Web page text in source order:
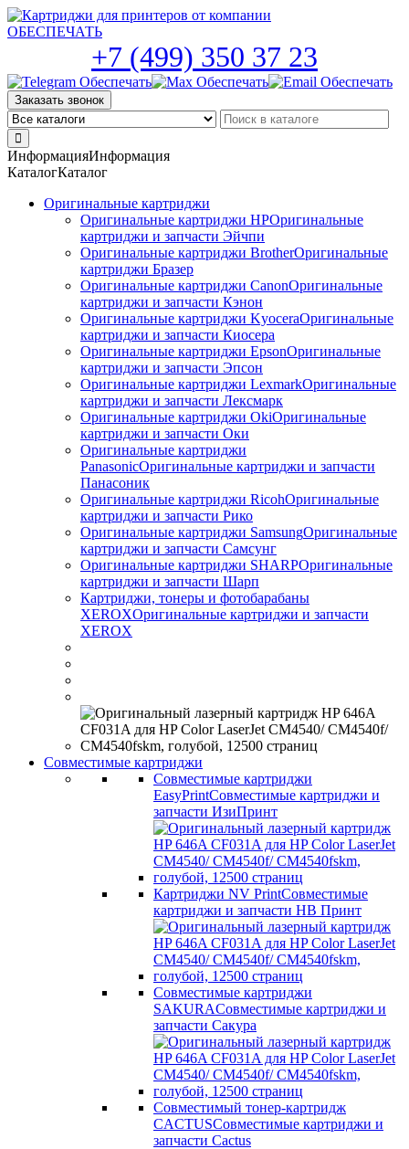
Skip
to
+7 (499) 350 37 23
Заказать звонок
ИнформацияИнформация
КаталогКаталог
Оригинальные картриджи
Оригинальные картриджи HPОригинальные
картриджи и запчасти Эйчпи
Оригинальные картриджи BrotherОригинальные
картриджи Бразер
Оригинальные картриджи CanonОригинальные
картриджи и запчасти Кэнон
Оригинальные картриджи KyoceraОригинальные
картриджи и запчасти Киосера
Оригинальные картриджи EpsonОригинальные
картриджи и запчасти Эпсон
Оригинальные картриджи LexmarkОригинальные
картриджи и запчасти Лексмарк
Оригинальные картриджи ОkiОригинальные
картриджи и запчасти Оки
Оригинальные картриджи
PanasonicОригинальные картриджи и запчасти
Панасоник
Оригинальные картриджи RicohОригинальные
картриджи и запчасти Рико
Оригинальные картриджи SamsungОригинальные
картриджи и запчасти Самсунг
Оригинальные картриджи SHARPОригинальные
картриджи и запчасти Шарп
Картриджи, тонеры и фотобарабаны
XEROXОригинальные картриджи и запчасти
XEROX
Совместимые картриджи
Совместимые картриджи
EasyPrintСовместимые картриджи и
запчасти ИзиПринт
Картриджи NV PrintСовместимые
картриджи и запчасти НВ Принт
Совместимые картриджи
SAKURAСовместимые картриджи и
запчасти Сакура
Совместимый тонер-картридж
CACTUSСовместимые картриджи и
запчасти Cactus